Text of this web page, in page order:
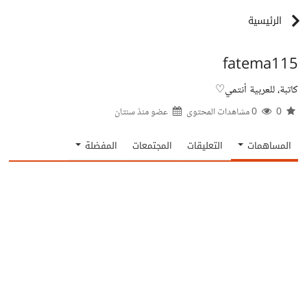
الرئيسية
fatema115
كاتبة، للعربية أنتمي♡
عضو منذسنتان
المساهمات التعليقات المجتمعات المفضلة